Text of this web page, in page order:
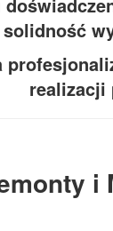
realizacji
i